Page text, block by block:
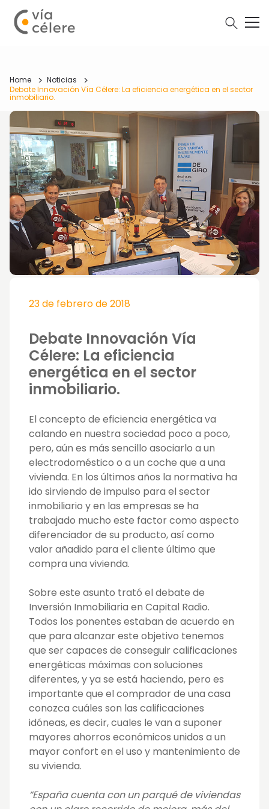
Home
Noticias
Debate Innovación Vía Célere: La eficiencia energética en el sector
inmobiliario.
23 de febrero de 2018
Debate Innovación Vía
Célere: La eficiencia
energética en el sector
inmobiliario.
El concepto de eficiencia energética va
calando en nuestra sociedad poco a poco,
pero, aún es más sencillo asociarlo a un
electrodoméstico o a un coche que a una
vivienda. En los últimos años la normativa ha
ido sirviendo de impulso para el sector
inmobiliario y en las empresas se ha
trabajado mucho este factor como aspecto
diferenciador de su producto, así como
valor añadido para el cliente último que
compra una vivienda.
Sobre este asunto trató el debate de
Inversión Inmobiliaria en Capital Radio.
Todos los ponentes estaban de acuerdo en
que para alcanzar este objetivo tenemos
que ser capaces de conseguir calificaciones
energéticas máximas con soluciones
diferentes, y ya se está haciendo, pero es
importante que el comprador de una casa
conozca cuáles son las calificaciones
idóneas, es decir, cuales le van a suponer
mayores ahorros económicos unidos a un
mayor confort en el uso y mantenimiento de
su vivienda.
“España cuenta con un parqué de viviendas